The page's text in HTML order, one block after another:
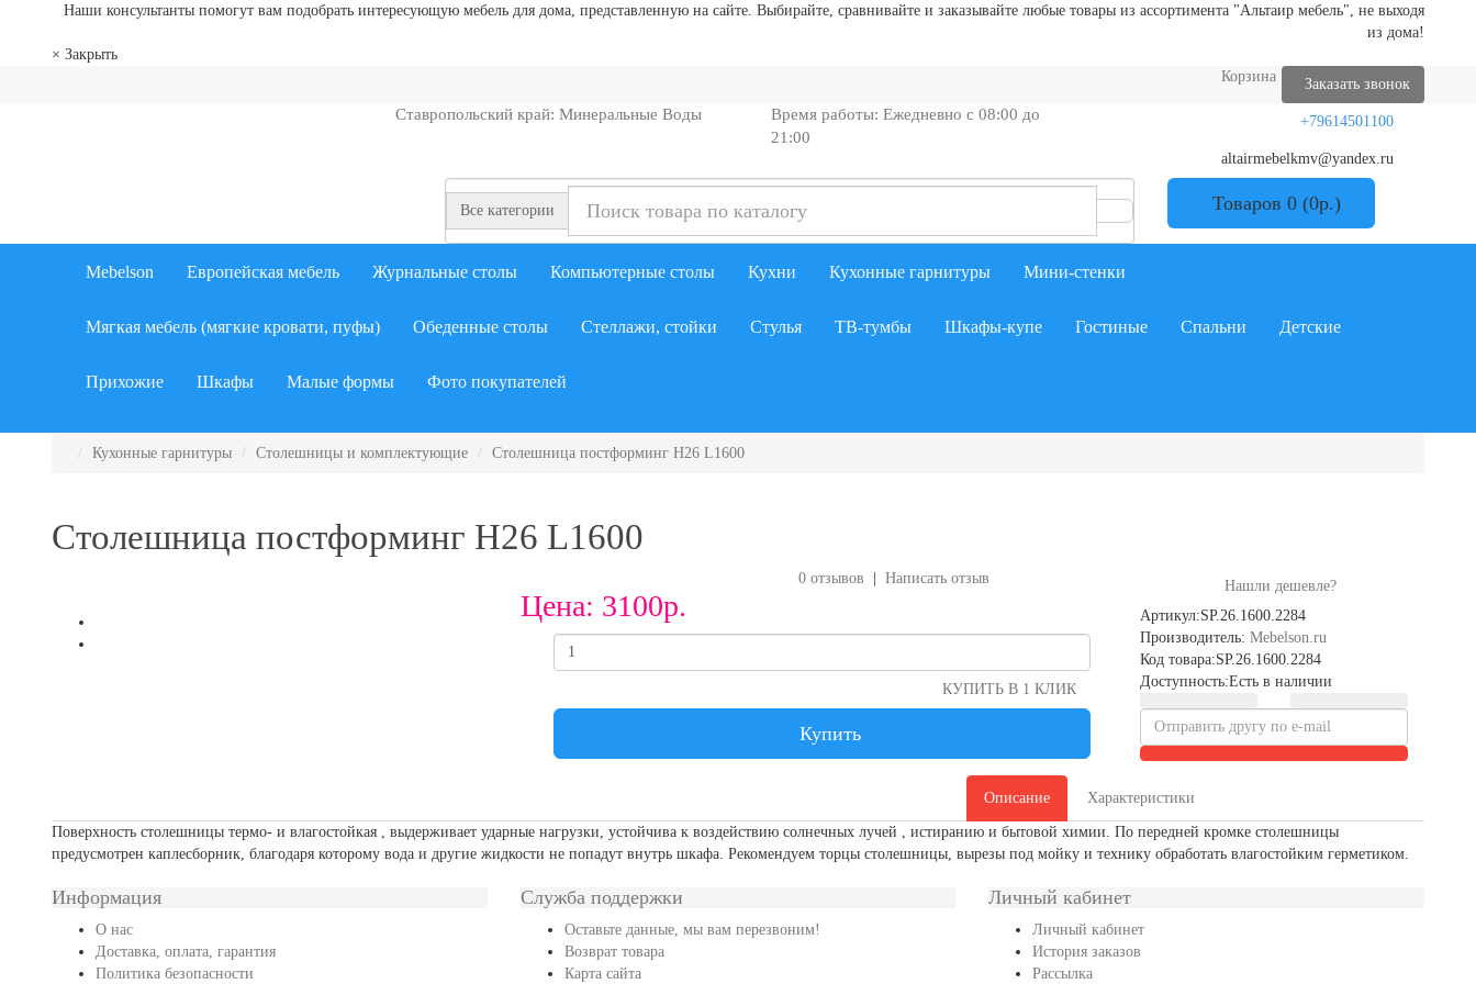
Наши консультанты помогут вам подобрать интересующую мебель для дома, представленную на сайте. Выбирайте, сравнивайте и заказывайте любые товары из ассортимента "Альтаир мебель", не выходя
из дома!
× Закрыть
Заказать звонок
Корзина
Ставропольский край: Минеральные Воды
Время работы: Ежедневно с 08:00 до
21:00
+79614501100
altairmebelkmv@yandex.ru
Все категории Товаров 0 (0р.)
Mebelson Европейская мебель Журнальные столы Компьютерные столы Кухни Кухонные гарнитуры Мини-стенки
Мягкая мебель (мягкие кровати, пуфы) Обеденные столы Стеллажи, стойки Стулья ТВ-тумбы Шкафы-купе Гостиные Спальни Детские
Прихожие Шкафы Малые формы Фото покупателей
Кухонные гарнитуры Столешницы и комплектующие Столешница постформинг H26 L1600
Столешница постформинг H26 L1600
Цена: 3100р.
0 отзывов Написать отзыв
КУПИТЬ В 1 КЛИК
Купить
Нашли дешевле?
Артикул:SP.26.1600.2284
Производитель: Mebelson.ru
Код товара:SP.26.1600.2284
Доступность:Есть в наличии
Описание Характеристики
Поверхность столешницы термо- и влагостойкая , выдерживает ударные нагрузки, устойчива к воздействию солнечных лучей , истиранию и бытовой химии. По передней кромке столешницы
предусмотрен каплесборник, благодаря которому вода и другие жидкости не попадут внутрь шкафа. Рекомендуем торцы столешницы, вырезы под мойку и технику обработать влагостойким герметиком.
Информация
О нас
Доставка, оплата, гарантия
Политика безопасности
Служба поддержки
Оставьте данные, мы вам перезвоним!
Возврат товара
Карта сайта
Личный кабинет
Личный кабинет
История заказов
Рассылка